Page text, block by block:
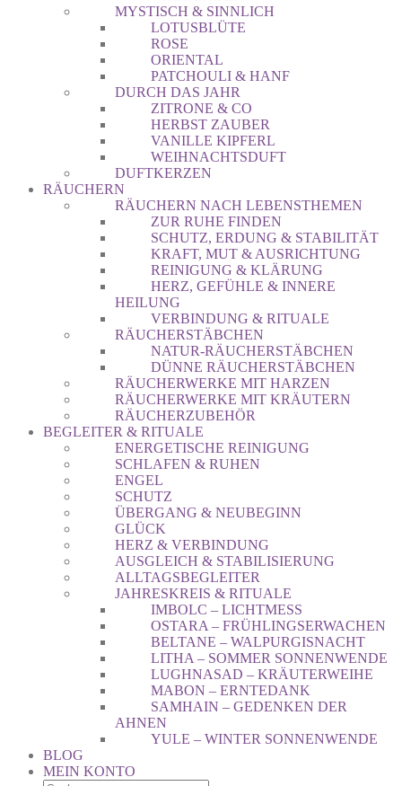
MYSTISCH & SINNLICH
LOTUSBLÜTE
ROSE
ORIENTAL
PATCHOULI & HANF
DURCH DAS JAHR
ZITRONE & CO
HERBST ZAUBER
VANILLE KIPFERL
WEIHNACHTSDUFT
DUFTKERZEN
RÄUCHERN
RÄUCHERN NACH LEBENSTHEMEN
ZUR RUHE FINDEN
SCHUTZ, ERDUNG & STABILITÄT
KRAFT, MUT & AUSRICHTUNG
REINIGUNG & KLÄRUNG
HERZ, GEFÜHLE & INNERE
HEILUNG
VERBINDUNG & RITUALE
RÄUCHERSTÄBCHEN
NATUR-RÄUCHERSTÄBCHEN
DÜNNE RÄUCHERSTÄBCHEN
RÄUCHERWERKE MIT HARZEN
RÄUCHERWERKE MIT KRÄUTERN
RÄUCHERZUBEHÖR
BEGLEITER & RITUALE
ENERGETISCHE REINIGUNG
SCHLAFEN & RUHEN
ENGEL
SCHUTZ
ÜBERGANG & NEUBEGINN
GLÜCK
HERZ & VERBINDUNG
AUSGLEICH & STABILISIERUNG
ALLTAGSBEGLEITER
JAHRESKREIS & RITUALE
IMBOLC – LICHTMESS
OSTARA – FRÜHLINGSERWACHEN
BELTANE – WALPURGISNACHT
LITHA – SOMMER SONNENWENDE
LUGHNASAD – KRÄUTERWEIHE
MABON – ERNTEDANK
SAMHAIN – GEDENKEN DER
AHNEN
YULE – WINTER SONNENWENDE
BLOG
MEIN KONTO